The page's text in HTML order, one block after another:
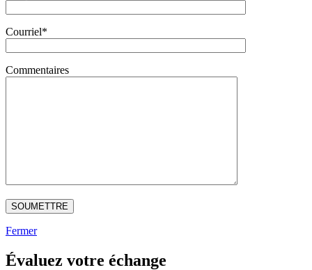
Courriel*
Commentaires
Fermer
Évaluez votre échange